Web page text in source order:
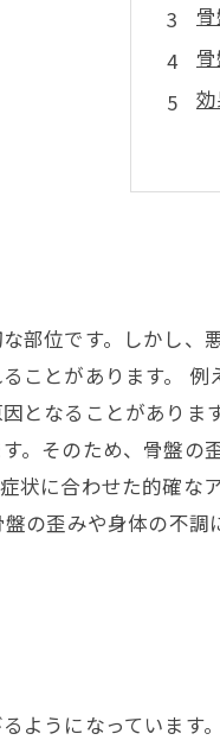
部位です。しかし
ことがあります。
となることがあり
。そのため、骨盤
状に合わせた的確
の歪みや身体の不
ようになっています